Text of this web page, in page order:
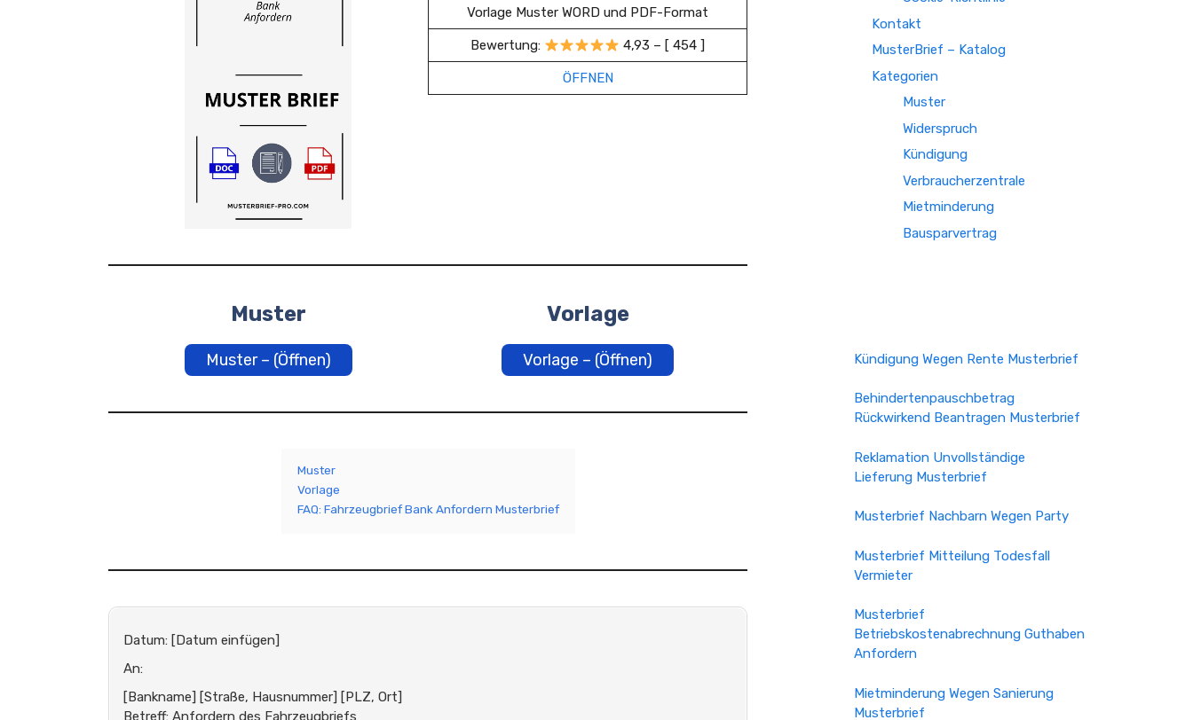
Vorlage Muster WORD und PDF-Format
Bewertung: 4,93 – [ 454 ]
ÖFFNEN
Muster
Muster – (Öffnen)
Vorlage
Vorlage – (Öffnen)
Muster
Vorlage
FAQ: Fahrzeugbrief Bank Anfordern Musterbrief
Datum: [Datum einfügen]
An:
[Bankname] [Straße, Hausnummer] [PLZ, Ort]
Betreff: Anfordern des Fahrzeugbriefs
Kontakt
MusterBrief – Katalog
Kategorien
Muster
Widerspruch
Kündigung
Verbraucherzentrale
Mietminderung
Bausparvertrag
Kündigung Wegen Rente Musterbrief
Behindertenpauschbetrag
Rückwirkend Beantragen Musterbrief
Reklamation Unvollständige
Lieferung Musterbrief
Musterbrief Nachbarn Wegen Party
Musterbrief Mitteilung Todesfall
Vermieter
Musterbrief
Betriebskostenabrechnung Guthaben
Anfordern
Mietminderung Wegen Sanierung
Musterbrief